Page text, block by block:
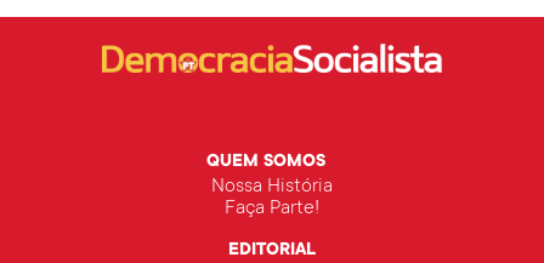
QUEM SOMOS
Nossa História
Faça Parte!
EDITORIAL